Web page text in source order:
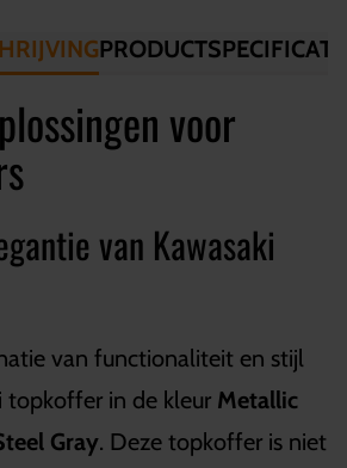
voor
van Kawasaki
van functionaliteit en stijl
topkoffer in de kleur Metallic
Gray. Deze topkoffer is niet